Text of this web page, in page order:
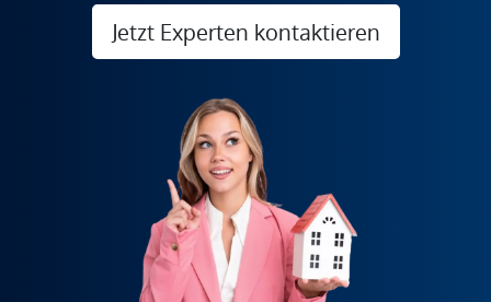
Jetzt Experten kontaktieren